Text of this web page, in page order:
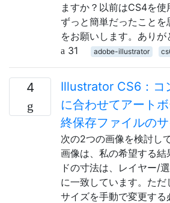
ますか？以前はCS4を使
ずっと簡単だったことを
をお願いします。ありが
31
adobe-illustrator
4
Illustrator CS6：コ
に合わせてアート
終保存ファイルの
次の2つの画像を検討し
画像は、私の希望する
ドの寸法は、レイヤー/
に一致しています。た
サイズを手動で変更する